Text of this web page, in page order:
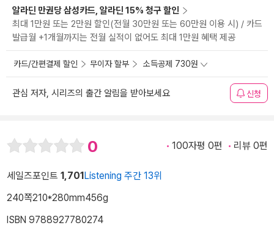
알라딘 만권당 삼성카드, 알라딘 15% 청구 할인
최대 1만원 또는 2만원 할인(전월 30만원 또는 60만원 이용 시) / 카드
발급월 +1개월까지는 전월 실적이 없어도 최대 1만원 혜택 제공
카드/간편결제 할인 무이자 할부 소득공제 730원
관심 저자, 시리즈의 출간 알림을 받아보세요 신청
0 100자평 0편 리뷰 0편
세일즈포인트 1,701Listening 주간 13위
240쪽210*280mm456g
ISBN 9788927780274